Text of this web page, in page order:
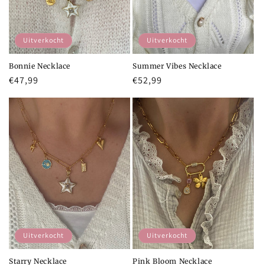
e
:
Uitverkocht
Bonnie Necklace
Normale
prijs
€47,99
Uitverkocht
Summer Vibes Necklace
Normale
prijs
€52,99
Uitverkocht
Starry Necklace
Uitverkocht
Pink Bloom Necklace